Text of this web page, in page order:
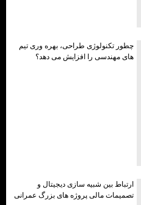
چطور تکنولوژی طراحی، بهره وری تیم
های مهندسی را افزایش می دهد؟
ارتباط بین شبیه سازی دیجیتال و
تصمیمات مالی پروژه های بزرگ عمرانی